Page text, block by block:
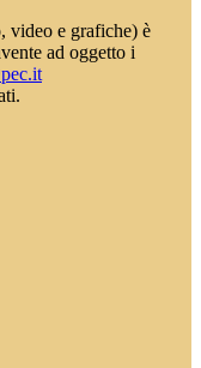
video e grafiche) è
ad oggetto i